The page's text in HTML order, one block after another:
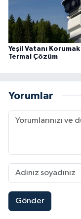
Yeşil Vatanı Korumak
Termal Çözüm
Yorumlar
Gönder